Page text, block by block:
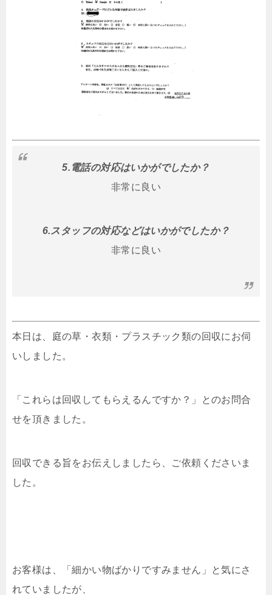
5.電話の対応はいかがでしたか？
非常に良い
6.スタッフの対応などはいかがでしたか？
非常に良い
本日は、庭の草・衣類・プラスチック類の回収にお伺
いしました。
「これらは回収してもらえるんですか？」とのお問合
せを頂きました。
回収できる旨をお伝えしましたら、ご依頼くださいま
した。
お客様は、「細かい物ばかりですみません」と気にさ
れていましたが、